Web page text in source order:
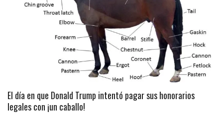
El día en que Donald Trump intentó pagar sus honorarios
legales con ¡un caballo!